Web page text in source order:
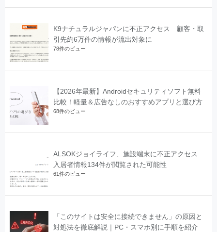
K9ナチュラルジャパンに不正アクセス 顧客・取
引先約6万件の情報が流出対象に
78件のビュー
【2026年最新】Androidセキュリティソフト無料
比較！軽量＆広告なしのおすすめアプリと選び方
68件のビュー
ALSOKジョイライフ、施設端末に不正アクセス
入居者情報134件が閲覧された可能性
61件のビュー
「このサイトは安全に接続できません」の原因と
対処法を徹底解説｜PC・スマホ別に手順を紹介